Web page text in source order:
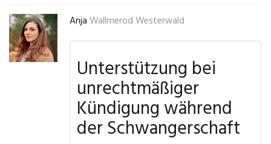
Anja Wallmerod Westerwald
Unterstützung bei
unrechtmäßiger
Kündigung während
der Schwangerschaft